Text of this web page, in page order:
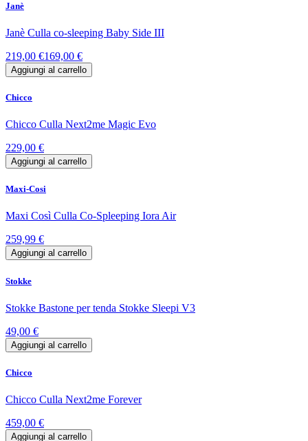
Janè
Janè Culla co-sleeping Baby Side III
219,00 €169,00 €
Aggiungi al carrello
Chicco
Chicco Culla Next2me Magic Evo
229,00 €
Aggiungi al carrello
Maxi-Cosi
Maxi Così Culla Co-Spleeping Iora Air
259,99 €
Aggiungi al carrello
Stokke
Stokke Bastone per tenda Stokke Sleepi V3
49,00 €
Aggiungi al carrello
Chicco
Chicco Culla Next2me Forever
459,00 €
Aggiungi al carrello